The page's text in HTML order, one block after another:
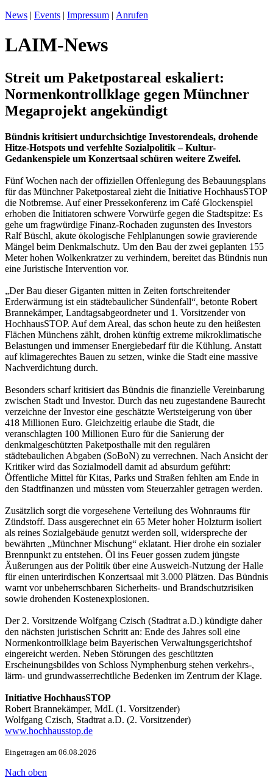
News | Events | Impressum | Anrufen
LAIM-News
Streit um Paketpostareal eskaliert:
Normenkontrollklage gegen Münchner
Megaprojekt angekündigt
Bündnis kritisiert undurchsichtige Investorendeals, drohende
Hitze-Hotspots und verfehlte Sozialpolitik – Kultur-
Gedankenspiele um Konzertsaal schüren weitere Zweifel.
Fünf Wochen nach der offiziellen Offenlegung des Bebauungsplans
für das Münchner Paketpostareal zieht die Initiative HochhausSTOP
die Notbremse. Auf einer Pressekonferenz im Café Glockenspiel
erhoben die Initiatoren schwere Vorwürfe gegen die Stadtspitze: Es
gehe um fragwürdige Finanz-Rochaden zugunsten des Investors
Ralf Büschl, akute ökologische Fehlplanungen sowie gravierende
Mängel beim Denkmalschutz. Um den Bau der zwei geplanten 155
Meter hohen Wolkenkratzer zu verhindern, bereitet das Bündnis nun
eine Juristische Intervention vor.
„Der Bau dieser Giganten mitten in Zeiten fortschreitender
Erderwärmung ist ein städtebaulicher Sündenfall“, betonte Robert
Brannekämper, Landtagsabgeordneter und 1. Vorsitzender von
HochhausSTOP. Auf dem Areal, das schon heute zu den heißesten
Flächen Münchens zählt, drohen künftig extreme mikroklimatische
Belastungen und immenser Energiebedarf für die Kühlung. Anstatt
auf klimagerechtes Bauen zu setzen, winke die Stadt eine massive
Nachverdichtung durch.
Besonders scharf kritisiert das Bündnis die finanzielle Vereinbarung
zwischen Stadt und Investor. Durch das neu zugestandene Baurecht
verzeichne der Investor eine geschätzte Wertsteigerung von über
418 Millionen Euro. Gleichzeitig erlaube die Stadt, die
veranschlagten 100 Millionen Euro für die Sanierung der
denkmalgeschützten Paketposthalle mit den regulären
städtebaulichen Abgaben (SoBoN) zu verrechnen. Nach Ansicht der
Kritiker wird das Sozialmodell damit ad absurdum geführt:
Öffentliche Mittel für Kitas, Parks und Straßen fehlten am Ende in
den Stadtfinanzen und müssten vom Steuerzahler getragen werden.
Zusätzlich sorgt die vorgesehene Verteilung des Wohnraums für
Zündstoff. Dass ausgerechnet ein 65 Meter hoher Holzturm isoliert
als reines Sozialgebäude genutzt werden soll, widerspreche der
bewährten „Münchner Mischung“ eklatant. Hier drohe ein sozialer
Brennpunkt zu entstehen. Öl ins Feuer gossen zudem jüngste
Äußerungen aus der Politik über eine Ausweich-Nutzung der Halle
für einen unterirdischen Konzertsaal mit 3.000 Plätzen. Das Bündnis
warnt vor unbeherrschbaren Sicherheits- und Brandschutzrisiken
sowie drohenden Kostenexplosionen.
Der 2. Vorsitzende Wolfgang Czisch (Stadtrat a.D.) kündigte daher
den nächsten juristischen Schritt an: Ende des Jahres soll eine
Normenkontrollklage beim Bayerischen Verwaltungsgerichtshof
eingereicht werden. Neben Störungen des geschützten
Erscheinungsbildes von Schloss Nymphenburg stehen verkehrs-,
lärm- und grundwasserrechtliche Bedenken im Zentrum der Klage.
Initiative HochhausSTOP
Robert Brannekämper, MdL (1. Vorsitzender)
Wolfgang Czisch, Stadtrat a.D. (2. Vorsitzender)
www.hochhausstop.de
Eingetragen am 06.08.2026
Nach oben